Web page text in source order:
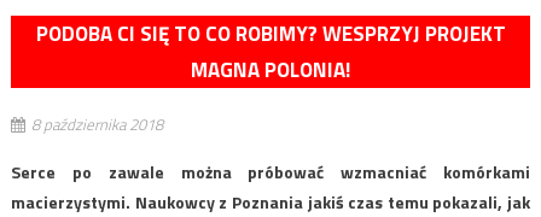
PODOBA CI SIĘ TO CO ROBIMY? WESPRZYJ PROJEKT
MAGNA POLONIA!
8 października 2018
Serce po zawale można próbować wzmacniać komórkami
macierzystymi. Naukowcy z Poznania jakiś czas temu pokazali, jak